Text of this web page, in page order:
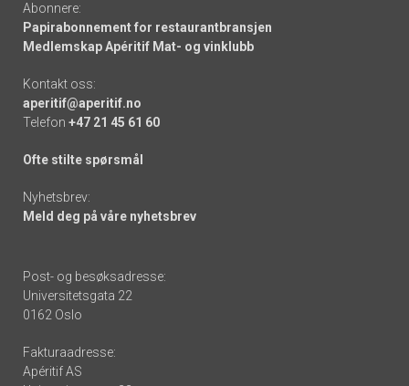
Abonnere:
Papirabonnement for restaurantbransjen
Medlemskap Apéritif Mat- og vinklubb
Kontakt oss:
aperitif@aperitif.no
Telefon +47 21 45 61 60
Ofte stilte spørsmål
Nyhetsbrev:
Meld deg på våre nyhetsbrev
Post- og besøksadresse:
Universitetsgata 22
0162 Oslo
Fakturaadresse:
Apéritif AS